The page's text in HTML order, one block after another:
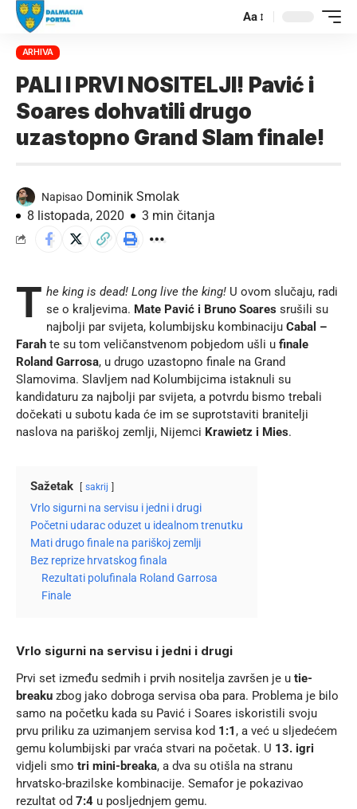
Aa
ARHIVA
PALI I PRVI NOSITELJI! Pavić i
Soares dohvatili drugo
uzastopno Grand Slam finale!
Napisao Dominik Smolak
8 listopada, 2020
3 min čitanja
T he king is dead! Long live the king! U ovom slučaju, radi
se o kraljevima. Mate Pavić i Bruno Soaressrušili su
najbolji par svijeta, kolumbijsku kombinacijuCabal –
Farah te su tom veličanstvenom pobjedom ušli u finale
Roland Garrosa, u drugo uzastopno finale na Grand
Slamovima. Slavljem nad Kolumbijcima istaknuli su
kandidaturu za najbolji par svijeta, a potvrdu bismo trebali
dočekati u subotu kada će im se suprotstaviti branitelji
naslova na pariškoj zemlji, Nijemci Krawietz i Mies.
Sažetak sakrij
Vrlo sigurni na servisu i jedni i drugi
Početni udarac oduzet u idealnom trenutku
Mati drugo finale na pariškoj zemlji
Bez reprize hrvatskog finala
Rezultati polufinala Roland Garrosa
Finale
Vrlo sigurni na servisu i jedni i drugi
Prvi set između sedmih i prvih nositelja završen je u tie-
breaku zbog jako dobroga servisa oba para. Problema je bilo
samo na početku kada su Pavić i Soares iskoristili svoju
prvu priliku za uzimanjem servisa kod 1:1 , a već u sljedećem
gemu kolumbijski par vraća stvari na početak. U 13. igri
vidjeli smo tri mini-breaka, a dva su otišla na stranu
hrvatsko-brazilske kombinacije. Semafor je pokazivao
rezultat od 7:4 u posljednjem gemu.